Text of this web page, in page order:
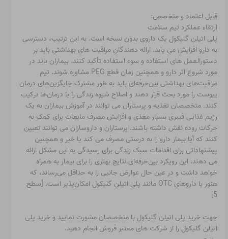
قابل اعتماد و متخصص:
ارتقاء عملکرد تیم سلامت
پلی اتیلن گلیکول یک داروی بدون نسخه است. به این ترتیب، دسترسی
به دارو افزایش می یابد. ارائه دهندگان مراقبت های بهداشتی باید بر
دستورالعمل های استفاده و سوء استفاده تأکید کنند. بیماران باید در
مورد شروع اثر دارو و همچنین زمان قطع PEG مشاوره شوند. تیم
مراقبت‌های بهداشتی بین‌حرفه‌ای باید به طور مشترک جایگزین‌های درمان
یبوست را مورد بحث قرار دهند و اصلاح شیوه زندگی را با درمان‌ها ترکیب
کنند. متخصصان تغذیه و پرستاران می توانند در آموزش بیماران به یک
رژیم غذایی فیبری بسیار مغذی و افزایش مصرف مایعات برای کمک به
حرکات روده نقش داشته باشند. پرستاران و داروسازان می توانند تعیین
کنند که آیا بیمار دارو را به درستی مصرف می کند یا خیر و همچنین
پیشنهاداتی برای اقدامات سبک زندگی برای رسیدگی به این مشکل ارائه
می دهند. این رویکرد بین‌حرفه‌ای نتایج بهتری را برای بیمار به همراه
خواهد داشت و در عین حال عوارض جانبی را به حداقل می‌رساند، که
هنوز با داروهای OTC مانند پلی اتیلن گلیکول امکان‌پذیر است. [سطح
5]
جهت خرید پلی اتیلن گلیکول با متخصصان مشورت نمایید و خرید پلی
اتیلن گلیکول را از شرکت های معتبر فروش انجام دهید.